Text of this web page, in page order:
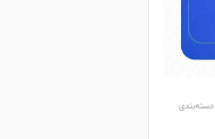
دسته‌بندی